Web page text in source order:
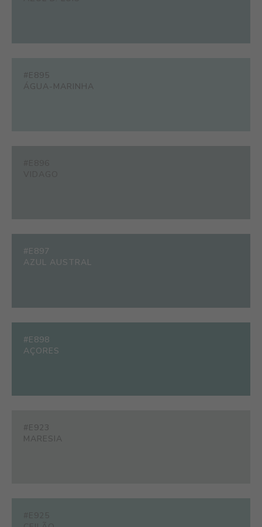
#E895
ÁGUA-MARINHA
#E897
AZUL AUSTRAL
#E898
AÇORES
#E923
MARESIA